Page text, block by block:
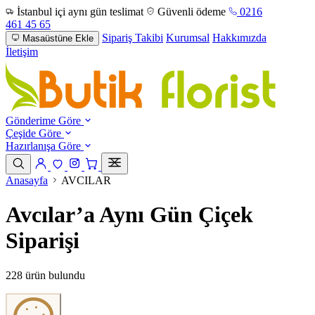
İstanbul içi aynı gün teslimat Güvenli ödeme
0216
461 45 65
Masaüstüne Ekle Sipariş Takibi Kurumsal Hakkımızda
İletişim
Gönderime Göre
Çeşide Göre
Hazırlanışa Göre
Anasayfa AVCILAR
Avcılar’a Aynı Gün Çiçek
Siparişi
228 ürün bulundu